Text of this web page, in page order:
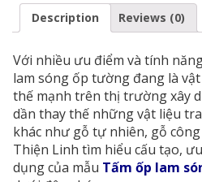
Description Reviews (0)
Với nhiều ưu điểm và tính
lam sóng ốp tường đang là
thế mạnh trên thị trường xây
dần thay thế những vật liệu
khác như gỗ tự nhiên, gỗ
Thiện Linh tìm hiểu cấu tạo,
dụng của mẫu Tấm ốp lam